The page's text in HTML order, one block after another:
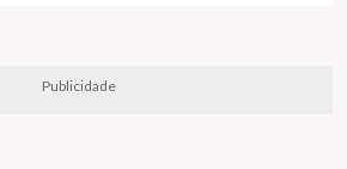
Publicidade